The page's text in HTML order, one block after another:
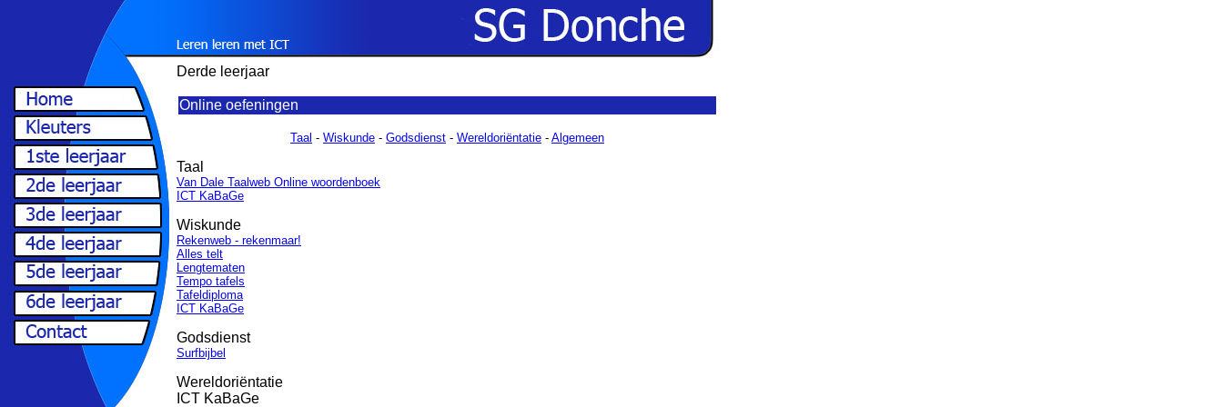
Derde leerjaar
Online oefeningen
Taal - Wiskunde - Godsdienst - Wereldoriëntatie - Algemeen
Taal
Van Dale Taalweb Online woordenboek
ICT KaBaGe
Wiskunde
Rekenweb - rekenmaar!
Alles telt
Lengtematen
Tempo tafels
Tafeldiploma
ICT KaBaGe
Godsdienst
Surfbijbel
Wereldoriëntatie
ICT KaBaGe